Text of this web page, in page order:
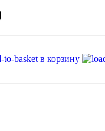
в корзину